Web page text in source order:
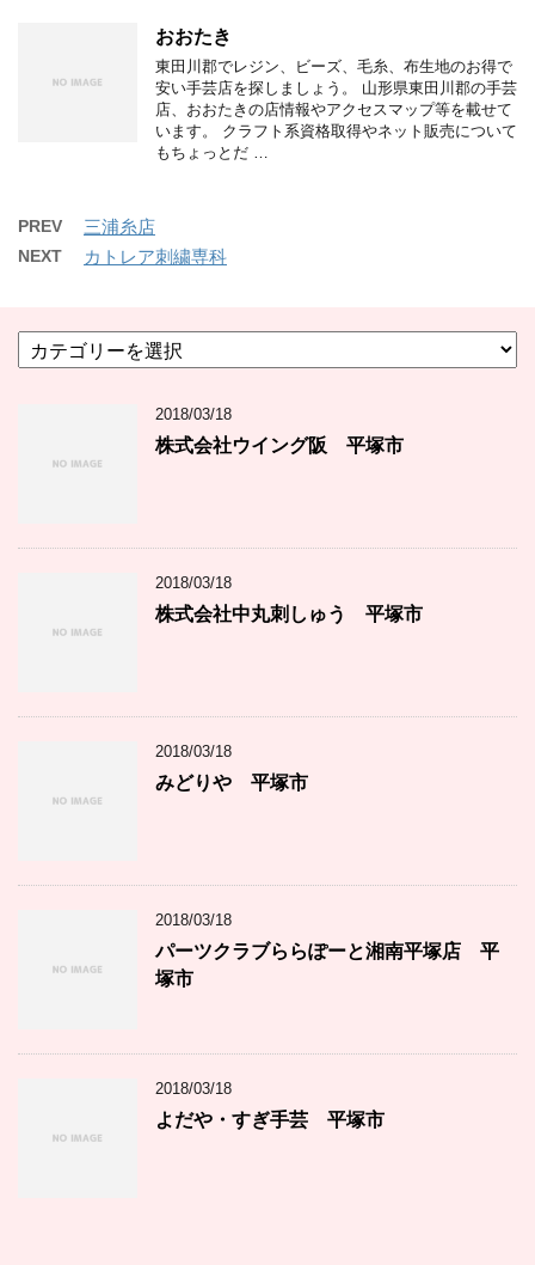
おおたき
東田川郡でレジン、ビーズ、毛糸、布生地のお得で
安い手芸店を探しましょう。 山形県東田川郡の手芸
店、おおたきの店情報やアクセスマップ等を載せて
います。 クラフト系資格取得やネット販売について
もちょっとだ …
PREV 三浦糸店
NEXT カトレア刺繍専科
テ
2018/03/18
株式会社ウイング阪 平塚市
2018/03/18
株式会社中丸刺しゅう 平塚市
2018/03/18
みどりや 平塚市
2018/03/18
パーツクラブららぽーと湘南平塚店 平
塚市
2018/03/18
よだや・すぎ手芸 平塚市